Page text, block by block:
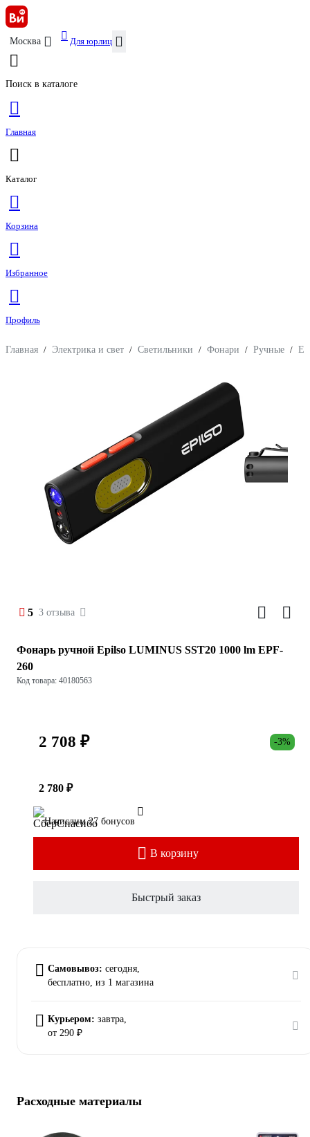
Москва Для юрлиц
Поиск в каталоге
Главная
Каталог
Корзина
Избранное
Профиль
Главная / Электрика и свет / Светильники / Фонари / Ручные /
5 3 отзыва
Фонарь ручной Epilso LUMINUS SST20 1000 lm EPF-
260
Код товара: 40180563
2 708 ₽ -3%
2 780 ₽
Начислим 27 бонусов
В корзину
Быстрый заказ
Самовывоз: сегодня,
бесплатно, из 1 магазина
Курьером: завтра,
от 290 ₽
Расходные материалы